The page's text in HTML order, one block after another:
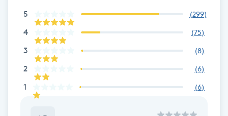
Föning
Gel naglar
Gelenaglar
5 (299)
4 (75)
3 (8)
2 (6)
1 (6)